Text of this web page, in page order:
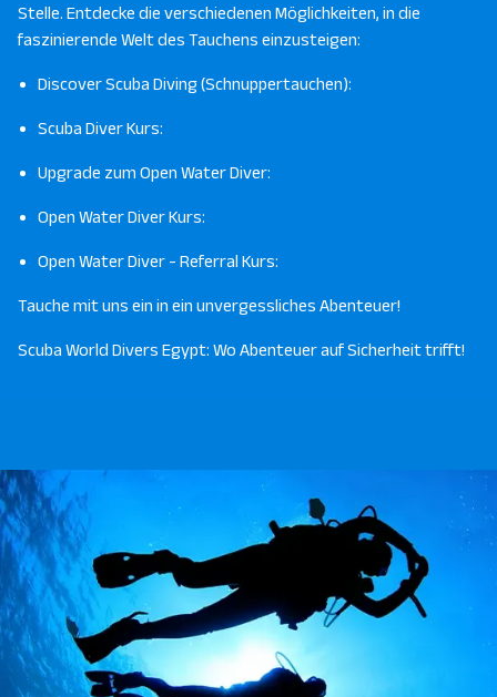
Stelle. Entdecke die verschiedenen Möglichkeiten, in die
faszinierende Welt des Tauchens einzusteigen:
Discover Scuba Diving (Schnuppertauchen):
Scuba Diver Kurs:
Upgrade zum Open Water Diver:
Open Water Diver Kurs:
Open Water Diver - Referral Kurs:
Tauche mit uns ein in ein unvergessliches Abenteuer!
Scuba World Divers Egypt: Wo Abenteuer auf Sicherheit trifft!